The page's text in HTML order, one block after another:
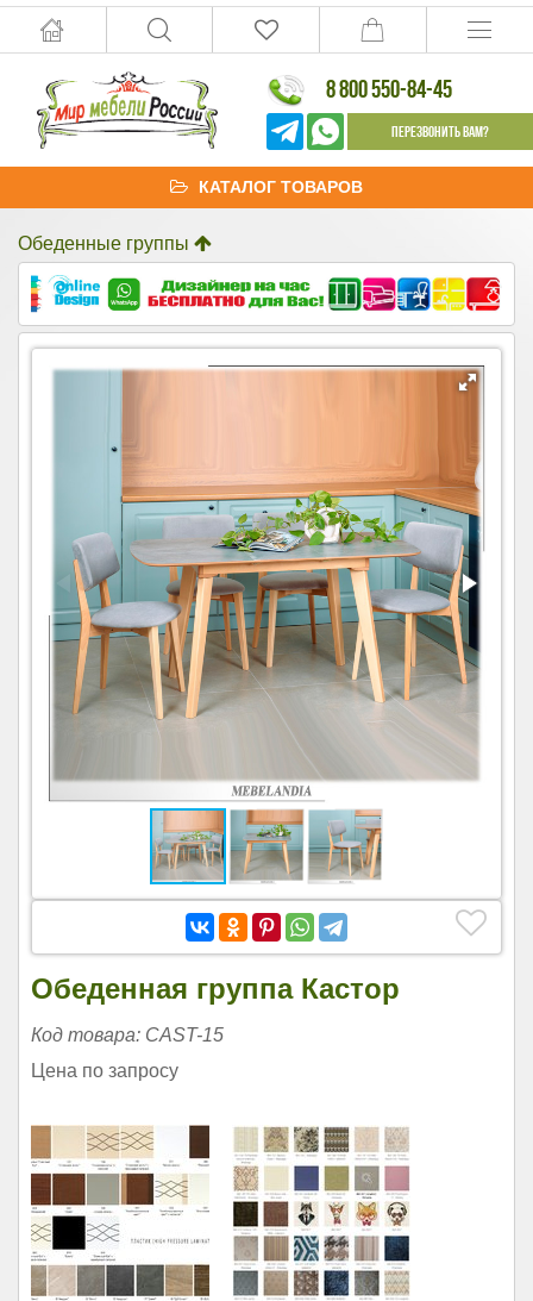
8 800 550-84-45
Перезвонить Вам?
КАТАЛОГ ТОВАРОВ
Обеденные группы
Обеденная группа Кастор
Код товара: CAST-15
Цена по запросу